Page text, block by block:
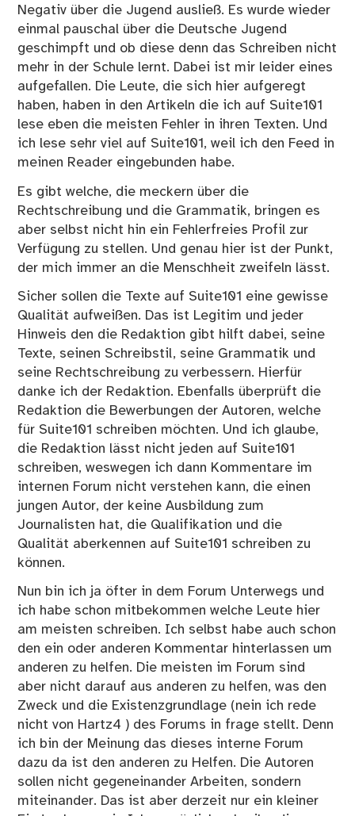
Negativ über die Jugend ausließ. Es wurde wieder
einmal pauschal über die Deutsche Jugend
geschimpft und ob diese denn das Schreiben nicht
mehr in der Schule lernt. Dabei ist mir leider eines
aufgefallen. Die Leute, die sich hier aufgeregt
haben, haben in den Artikeln die ich auf Suite101
lese eben die meisten Fehler in ihren Texten. Und
ich lese sehr viel auf Suite101, weil ich den Feed in
meinen Reader eingebunden habe.
Es gibt welche, die meckern über die
Rechtschreibung und die Grammatik, bringen es
aber selbst nicht hin ein Fehlerfreies Profil zur
Verfügung zu stellen. Und genau hier ist der Punkt,
der mich immer an die Menschheit zweifeln lässt.
Sicher sollen die Texte auf Suite101 eine gewisse
Qualität aufweißen. Das ist Legitim und jeder
Hinweis den die Redaktion gibt hilft dabei, seine
Texte, seinen Schreibstil, seine Grammatik und
seine Rechtschreibung zu verbessern. Hierfür
danke ich der Redaktion. Ebenfalls überprüft die
Redaktion die Bewerbungen der Autoren, welche
für Suite101 schreiben möchten. Und ich glaube,
die Redaktion lässt nicht jeden auf Suite101
schreiben, weswegen ich dann Kommentare im
internen Forum nicht verstehen kann, die einen
jungen Autor, der keine Ausbildung zum
Journalisten hat, die Qualifikation und die
Qualität aberkennen auf Suite101 schreiben zu
können.
Nun bin ich ja öfter in dem Forum Unterwegs und
ich habe schon mitbekommen welche Leute hier
am meisten schreiben. Ich selbst habe auch schon
den ein oder anderen Kommentar hinterlassen um
anderen zu helfen. Die meisten im Forum sind
aber nicht darauf aus anderen zu helfen, was den
Zweck und die Existenzgrundlage (nein ich rede
nicht von Hartz4 ) des Forums in frage stellt. Denn
ich bin der Meinung das dieses interne Forum
dazu da ist den anderen zu Helfen. Die Autoren
sollen nicht gegeneinander Arbeiten, sondern
miteinander. Das ist aber derzeit nur ein kleiner